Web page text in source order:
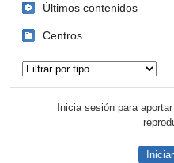
Últimos contenidos
Centros
Inicia sesión para